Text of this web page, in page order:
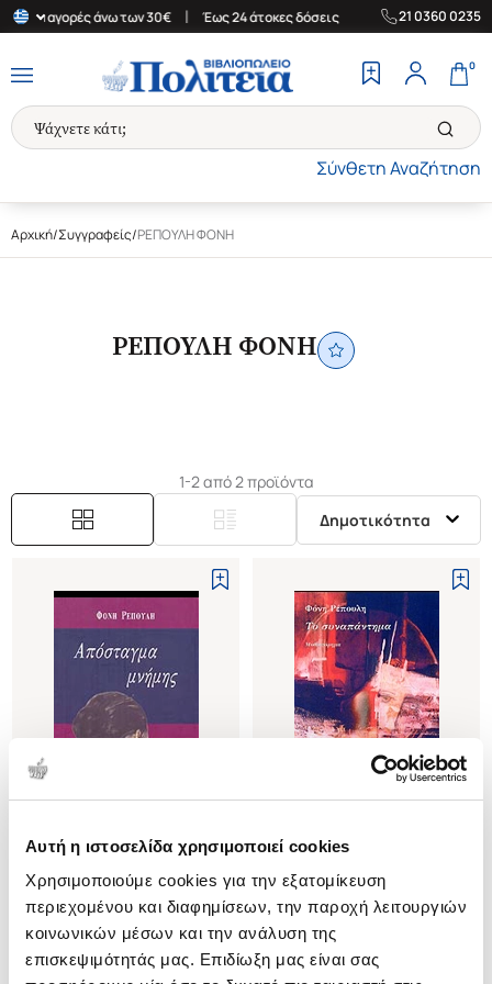
Αυτή η ιστοσελίδα χρησιμοποιεί cookies
Χρησιμοποιούμε cookies για την εξατομίκευση
περιεχομένου και διαφημίσεων, την παροχή λειτουργιών
κοινωνικών μέσων και την ανάλυση της
επισκεψιμότητάς μας. Επιδίωξη μας είναι σας
για αγορές άνω των 30€ Έως 24 άτοκες δόσεις | Δωρεάν
21 0360 0235
Σύνθετη Αναζήτηση
0
Αρχική/Συγγραφείς/ΡΕΠΟΥΛΗ ΦΟΝΗ
ΡΕΠΟΥΛΗ ΦΟΝΗ
1-2 από 2 προϊόντα
Δημοτικότητα
(0)
ΑΠΟΣΤΑΓΜΑ ΜΝΗΜΗΣ
ΡΕΠΟΥΛΗ ΦΟΝΗ
Κωδ. Πολιτείας:2120-0150
ΤΟ ΣΥΝΑΠΑΝΤΗΜΑ
ΡΕΠΟΥΛΗ ΦΟΝΗ
Κωδ. Πολιτείας: